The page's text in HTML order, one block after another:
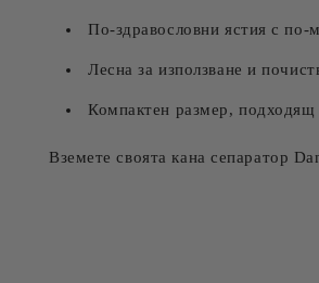
По-здравословни ястия с по-
Лесна за използване и
Компактен размер, подходящ
Вземете своята кана сепаратор